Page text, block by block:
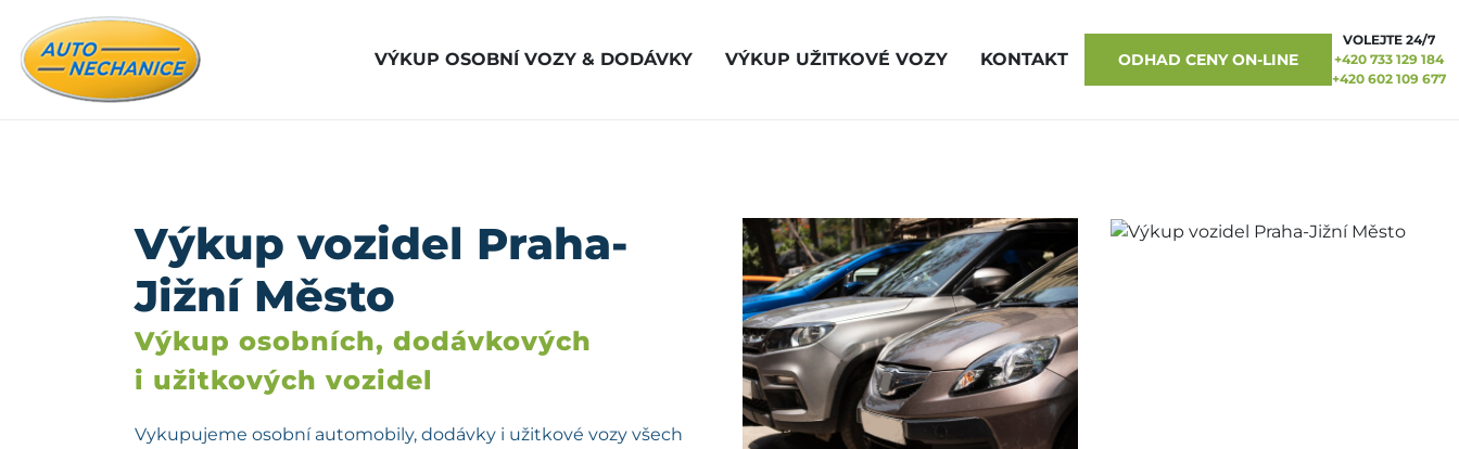
VÝKUP OSOBNÍ VOZY & DODÁVKY VÝKUP UŽITKOVÉ VOZY KONTAKT ODHAD CENY ON-LINE
VOLEJTE 24/7
+420 733 129 184
+420 602 109 677
Výkup vozidel Praha-
Jižní Město
Výkup osobních, dodávkových
i užitkových vozidel
Vykupujeme osobní automobily, dodávky i užitkové vozy všech